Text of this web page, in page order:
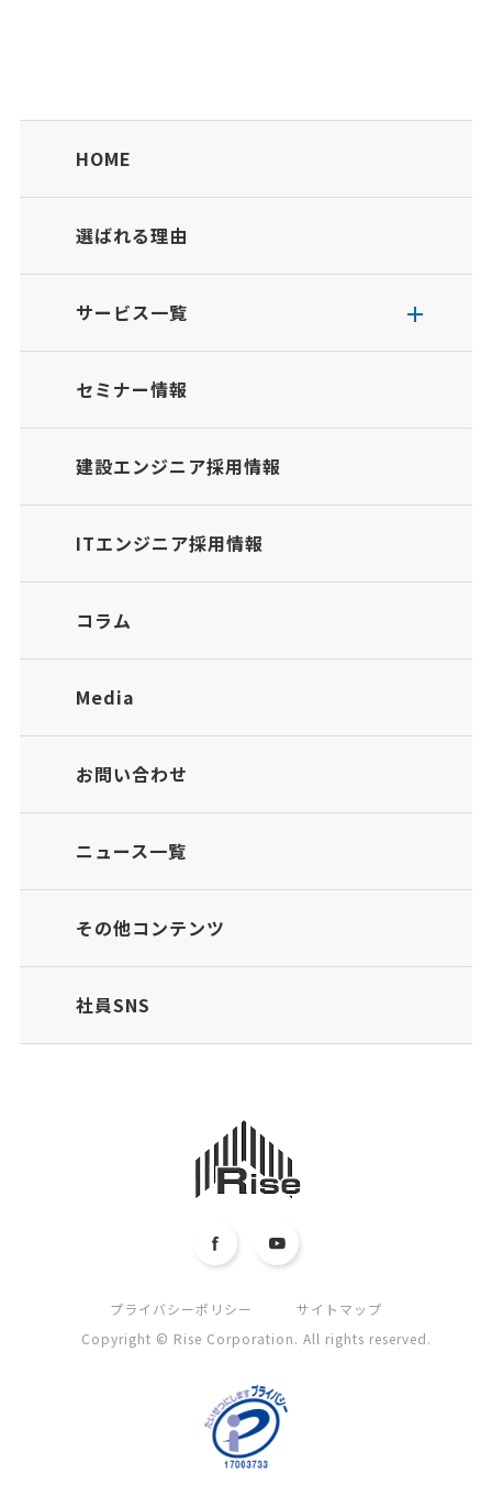
HOME
選ばれる理由
サービス一覧
セミナー情報
建設エンジニア採用情報
ITエンジニア採用情報
コラム
Media
お問い合わせ
ニュース一覧
その他コンテンツ
社員SNS
プライバシーポリシー
サイトマップ
Copyright © Rise Corporation. All rights reserved.